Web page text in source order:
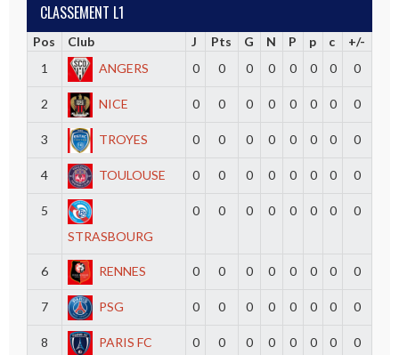
CLASSEMENT L1
Pos Club J Pts G N P p c
+/-
1
ANGERS 0 0 0 0 0 0 0 0
2 NICE 0 0 0 0 0 0 0 0
3 TROYES 0 0 0 0 0 0 0 0
4 TOULOUSE 0 0 0 0 0 0 0 0
5
STRASBOURG
0 0 0 0 0 0 0 0
6 RENNES 0 0 0 0 0 0 0 0
7 PSG 0 0 0 0 0 0 0 0
8 PARIS FC 0 0 0 0 0 0 0 0